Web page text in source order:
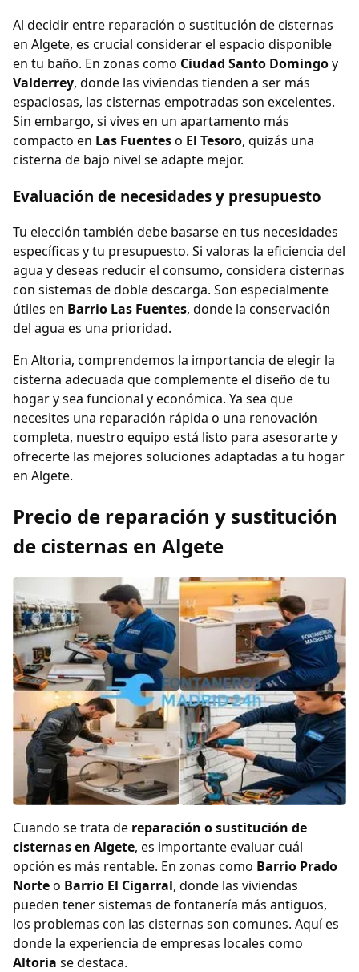
Al decidir entre reparación o sustitución de cisternas
en Algete, es crucial considerar el espacio disponible
en tu baño. En zonas como Ciudad Santo Domingoy
Valderrey, donde las viviendas tienden a ser más
espaciosas, las cisternas empotradas son excelentes.
Sin embargo, si vives en un apartamento más
compacto en Las Fuenteso El Tesoro, quizás una
cisterna de bajo nivel se adapte mejor.
Evaluación de necesidades y presupuesto
Tu elección también debe basarse en tus necesidades
específicas y tu presupuesto. Si valoras la eficiencia del
agua y deseas reducir el consumo, considera cisternas
con sistemas de doble descarga. Son especialmente
útiles en Barrio Las Fuentes, donde la conservación
del agua es una prioridad.
En Altoria, comprendemos la importancia de elegir la
cisterna adecuada que complemente el diseño de tu
hogar y sea funcional y económica. Ya sea que
necesites una reparación rápida o una renovación
completa, nuestro equipo está listo para asesorarte y
ofrecerte las mejores soluciones adaptadas a tu hogar
en Algete.
Precio de reparación y sustitución
de cisternas en Algete
Cuando se trata de reparación o sustitución de
cisternas en Algete, es importante evaluar cuál
opción es más rentable. En zonas como Barrio Prado
Norteo Barrio El Cigarral, donde las viviendas
pueden tener sistemas de fontanería más antiguos,
los problemas con las cisternas son comunes. Aquí es
donde la experiencia de empresas locales como
Altoria se destaca.